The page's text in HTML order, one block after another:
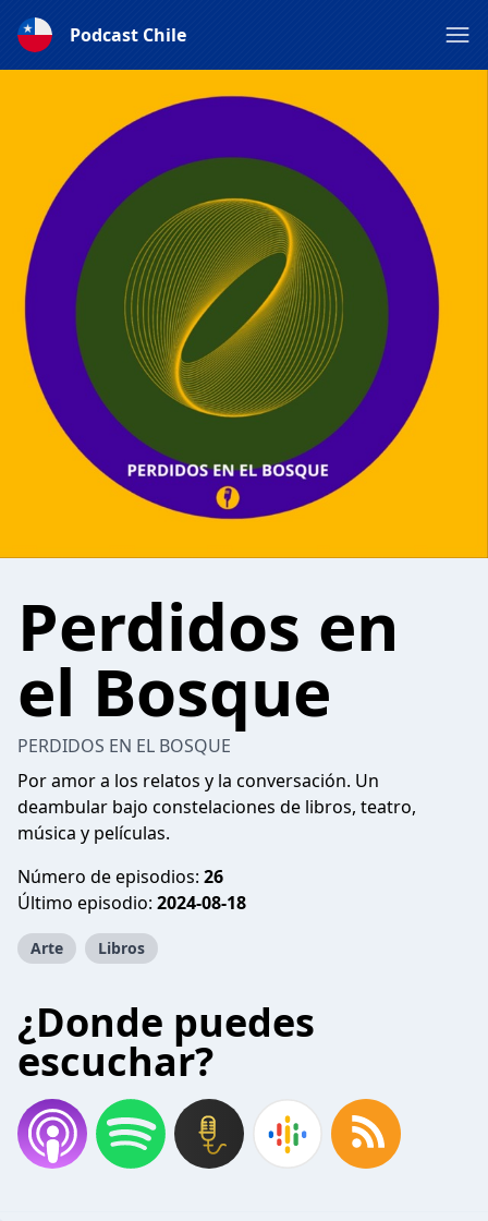
Podcast Chile
Perdidos en
el Bosque
PERDIDOS EN EL BOSQUE
Por amor a los relatos y la conversación. Un
deambular bajo constelaciones de libros, teatro,
música y películas.
Número de episodios: 26
Último episodio: 2024-08-18
Arte Libros
¿Donde puedes
escuchar?